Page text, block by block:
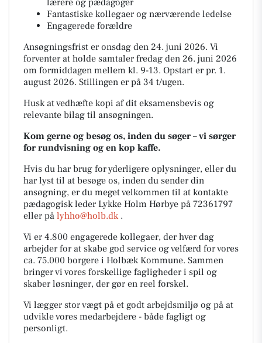
lærere og pædagoger
Fantastiske kollegaer og nærværende ledelse
Engagerede forældre
Ansøgningsfrist er onsdag den 24. juni 2026. Vi
forventer at holde samtaler fredag den 26. juni 2026
om formiddagen mellem kl. 9-13. Opstart er pr. 1.
august 2026. Stillingen er på 34 t/ugen.
Husk at vedhæfte kopi af dit eksamensbevis og
relevante bilag til ansøgningen.
Kom gerne og besøg os, inden du søger – vi sørger
for rundvisning og en kop kaffe.
Hvis du har brug for yderligere oplysninger, eller du
har lyst til at besøge os, inden du sender din
ansøgning, er du meget velkommen til at kontakte
pædagogisk leder Lykke Holm Hørbye på 72361797
eller på lyhho@holb.dk.
Vi er 4.800 engagerede kollegaer, der hver dag
arbejder for at skabe god service og velfærd for vores
ca. 75.000 borgere i Holbæk Kommune. Sammen
bringer vi vores forskellige fagligheder i spil og
skaber løsninger, der gør en reel forskel.
Vi lægger stor vægt på et godt arbejdsmiljø og på at
udvikle vores medarbejdere - både fagligt og
personligt.